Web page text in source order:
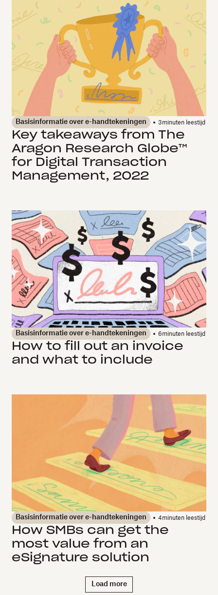
Basisinformatie over e-handtekeningen 3minuten leestijd
Key takeaways from The
Aragon Research Globe™
for Digital Transaction
Management, 2022
Basisinformatie over e-handtekeningen 6minuten leestijd
How to fill out an invoice
and what to include
Basisinformatie over e-handtekeningen 4minuten leestijd
How SMBs can get the
most value from an
eSignature solution
Load more